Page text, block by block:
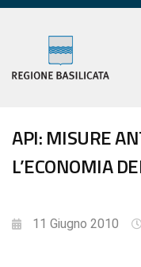
API: MISURE
L’ECONOMIA
11 Giugno 2010